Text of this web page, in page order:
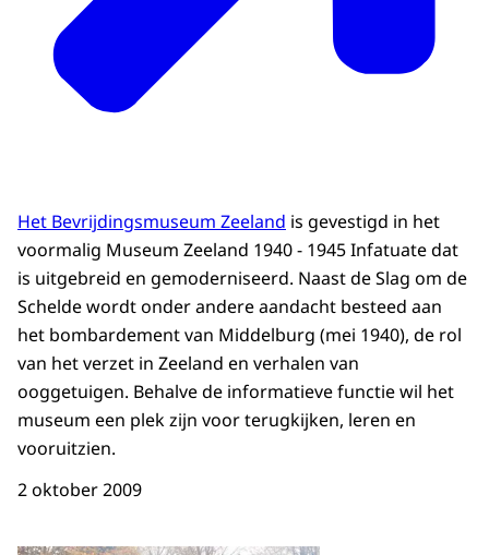
Het Bevrijdingsmuseum Zeeland is gevestigd in het
voormalig Museum Zeeland 1940 - 1945 Infatuate dat
is uitgebreid en gemoderniseerd. Naast de Slag om de
Schelde wordt onder andere aandacht besteed aan
het bombardement van Middelburg (mei 1940), de rol
van het verzet in Zeeland en verhalen van
ooggetuigen. Behalve de informatieve functie wil het
museum een plek zijn voor terugkijken, leren en
vooruitzien.
2 oktober 2009
Open de galerij in vergrote